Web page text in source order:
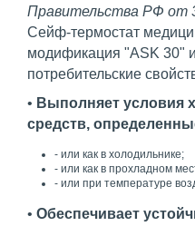
Правительства РФ от
Сейф-термостат
модификация "ASK 30"
потребительские
• Выполняет условия
средств,
- или как в холодильнике;
- или как в прохладном
- или при температуре
• Обеспечивает